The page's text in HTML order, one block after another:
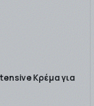
Κρέμα για